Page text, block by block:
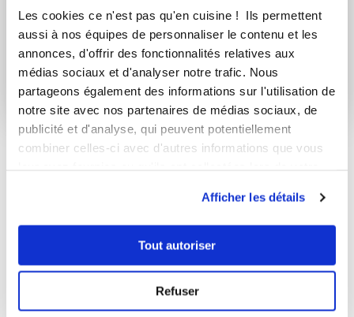
Les cookies ce n'est pas qu'en cuisine ! Ils permettent
aussi à nos équipes de personnaliser le contenu et les
annonces, d'offrir des fonctionnalités relatives aux
médias sociaux et d'analyser notre trafic. Nous
partageons également des informations sur l'utilisation de
notre site avec nos partenaires de médias sociaux, de
publicité et d'analyse, qui peuvent potentiellement
combiner celles-ci avec d'autres informations que vous
Afficher les détails
Tout autoriser
Refuser
Connectez-vous ou rejoignez le Club
Se connecter S'inscrire
kacirick
dimanche 3 mai 2020 à 03h40
Je ne comprends pas, il faut mettre la gelée